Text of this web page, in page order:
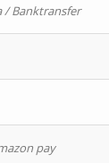
/ Banktransfer
pay